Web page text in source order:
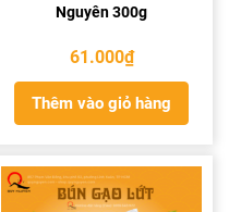
Nguyên 300g
61.000₫
Thêm vào giỏ hàng